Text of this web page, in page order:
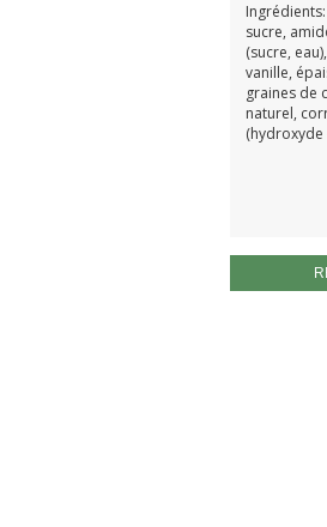
sucre,
(sucre,
vanille,
graines de
naturel,
(hydroxyde